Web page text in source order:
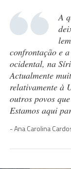
A
confrontação e
ocidental, na
Actualmente
relativamente à
outros povos
Estamos aqui
Ana Carolina